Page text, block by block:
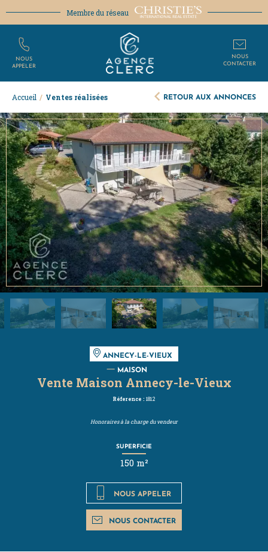
Accueil / Ventes réalisées RETOUR AUX ANNONCES
ANNECY-LE-VIEUX
MAISON
Vente Maison Annecy-le-Vieux
Réference : 1812
Honoraires à la charge du vendeur
SUPERFICIE
150 m²
NOUS APPELER
NOUS CONTACTER
Membre du réseau
NOUS
APPELER
NOUS
CONTACTER